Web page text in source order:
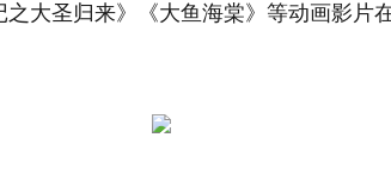
大圣归来》《大鱼海棠》等动画影片